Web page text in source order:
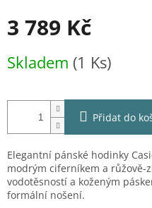
3 789 Kč
cena:
Skladem (1 Ks)
Přidat do
Elegantní pánské hodinky
modrým ciferníkem a růžově-
vodotěsností a koženým
formální nošení.